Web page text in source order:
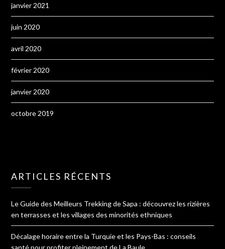
janvier 2021
juin 2020
avril 2020
février 2020
janvier 2020
octobre 2019
ARTICLES RÉCENTS
Le Guide des Meilleurs Trekking de Sapa : découvrez les rizières
en terrasses et les villages des minorités ethniques
Décalage horaire entre la Turquie et les Pays-Bas : conseils
santé pour profiter pleinement de La Baule